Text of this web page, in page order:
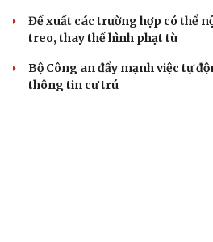
Đề xuất các trường hợp có thể
treo, thay thế hình phạt tù
Bộ Công an đẩy mạnh việc tự
thông tin cư trú